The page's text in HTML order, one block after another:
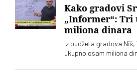
Kako gradovi
„Informer“: Tri
miliona dinara
Iz budžeta gradova
ukupno osam miliona
narodna poslanica